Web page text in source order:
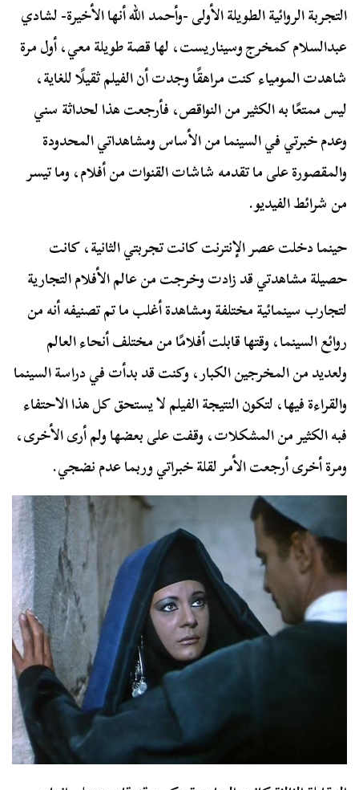
التجربة الروائية الطويلة الأولى -وأحمد الله أنها الأخيرة- لشادي
عبدالسلام كمخرج وسيناريست، لها قصة طويلة معي، أول مرة
شاهدت المومياء كنت مراهقًا وجدت أن الفيلم ثقيلًا للغاية،
ليس ممتعًا به الكثير من النواقص، فأرجعت هذا لحداثة سني
وعدم خبرتي في السينما من الأساس ومشاهداتي المحدودة
والمقصورة على ما تقدمه شاشات القنوات من أفلام، وما تيسر
من شرائط الفيديو.
حينما دخلت عصر الإنترنت كانت تجربتي الثانية، كانت
حصيلة مشاهدتي قد زادت وخرجت من عالم الأفلام التجارية
لتجارب سينمائية مختلفة ومشاهدة أغلب ما تم تصنيفه أنه من
روائع السينما، وقتها قابلت أفلامًا من مختلف أنحاء العالم
ولعديد من المخرجين الكبار، وكنت قد بدأت في دراسة السينما
والقراءة فيها، لتكون النتيجة الفيلم لا يستحق كل هذا الاحتفاء
فبه الكثير من المشكلات، وقفت على بعضها ولم أرى الأخرى،
ومرة أخرى أرجعت الأمر لقلة خبراتي وربما عدم نضجي.